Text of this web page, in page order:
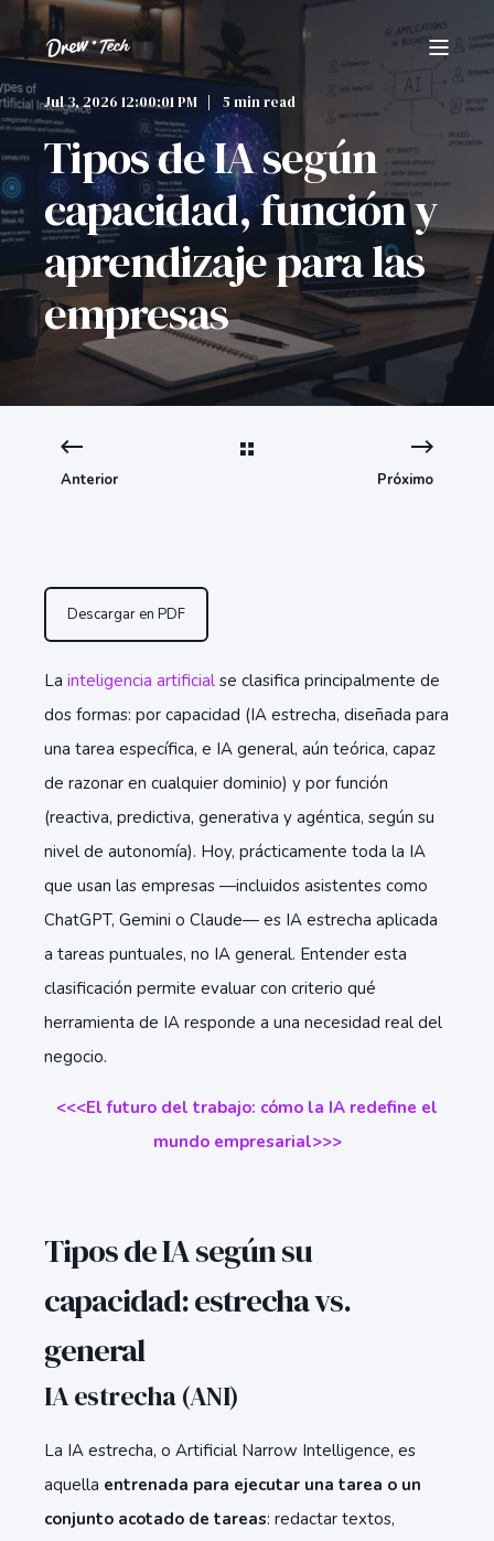
Jul 3, 2026 12:00:01 PM 5 min read
Tipos de IA según
capacidad, función y
aprendizaje para las
empresas
Anterior Próximo
Descargar en PDF
La inteligencia artificial se clasifica principalmente de
dos formas: por capacidad (IA estrecha, diseñada para
una tarea específica, e IA general, aún teórica, capaz
de razonar en cualquier dominio) y por función
(reactiva, predictiva, generativa y agéntica, según su
nivel de autonomía). Hoy, prácticamente toda la IA
que usan las empresas —incluidos asistentes como
ChatGPT, Gemini o Claude— es IA estrecha aplicada
a tareas puntuales, no IA general. Entender esta
clasificación permite evaluar con criterio qué
herramienta de IA responde a una necesidad real del
negocio.
<<<El futuro del trabajo: cómo la IA redefine el
mundo empresarial>>>
Tipos de IA según su
capacidad: estrecha vs.
general
IA estrecha (ANI)
La IA estrecha, o Artificial Narrow Intelligence, es
aquella entrenada para ejecutar una tarea o un
conjunto acotado de tareas: redactar textos,